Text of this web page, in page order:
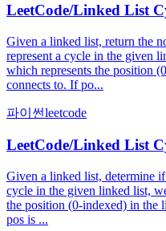
LeetCode/Linked List
Given a linked list, return the
represent a cycle in the given
which represents the position
connects to. If po...
파이썬leetcode
LeetCode/Linked List
Given a linked list, determine
cycle in the given linked list,
the position (0-indexed) in the
pos is ...